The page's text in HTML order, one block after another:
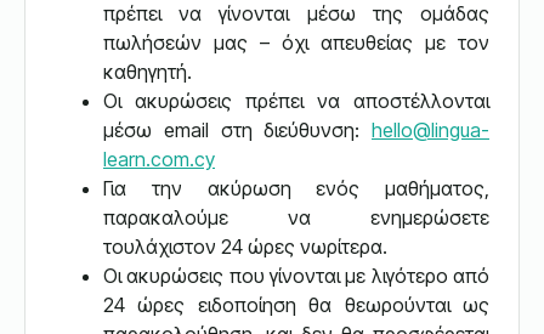
πρέπει να γίνονται μέσω της ομάδας
πωλήσεών μας – όχι απευθείας με τον
καθηγητή.
Οι ακυρώσεις πρέπει να αποστέλλονται
μέσω email στη διεύθυνση: hello@lingua-
learn.com.cy
Για την ακύρωση ενός μαθήματος,
παρακαλούμε να ενημερώσετε
τουλάχιστον 24 ώρες νωρίτερα.
Οι ακυρώσεις που γίνονται με λιγότερο από
24 ώρες ειδοποίηση θα θεωρούνται ως